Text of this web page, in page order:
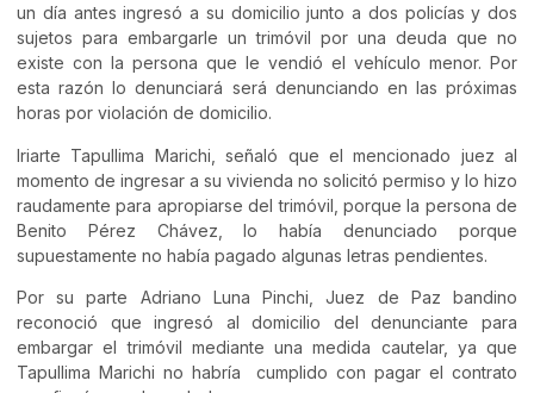
un día antes ingresó a su domicilio junto a dos policías y dos
sujetos para embargarle un trimóvil por una deuda que no
existe con la persona que le vendió el vehículo menor. Por
esta razón lo denunciará será denunciando en las próximas
horas por violación de domicilio.
Iriarte Tapullima Marichi, señaló que el mencionado juez al
momento de ingresar a su vivienda no solicitó permiso y lo hizo
raudamente para apropiarse del trimóvil, porque la persona de
Benito Pérez Chávez, lo había denunciado porque
supuestamente no había pagado algunas letras pendientes.
Por su parte Adriano Luna Pinchi, Juez de Paz bandino
reconoció que ingresó al domicilio del denunciante para
embargar el trimóvil mediante una medida cautelar, ya que
Tapullima Marichi no habría cumplido con pagar el contrato